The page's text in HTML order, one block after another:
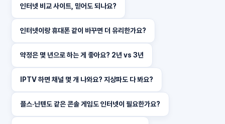
인터넷 비교 사이트, 믿어도 되나요?
인터넷이랑 휴대폰 같이 바꾸면 더 유리한가요?
약정은 몇 년으로 하는 게 좋아요? 2년 vs 3년
IPTV 하면 채널 몇 개 나와요? 지상파도 다 봐요?
플스·닌텐도 같은 콘솔 게임도 인터넷이 필요한가요?